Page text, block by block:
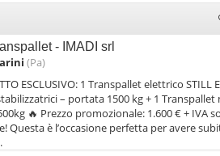
- IMADI srl
(Pa)
ESCLUSIVO: 1 Transpallet elettrico STILL
– portata 1500 kg + 1 Transpallet
🔥 Prezzo promozionale: 1.600 € + IVA
Questa è l’occasione perfetta per avere